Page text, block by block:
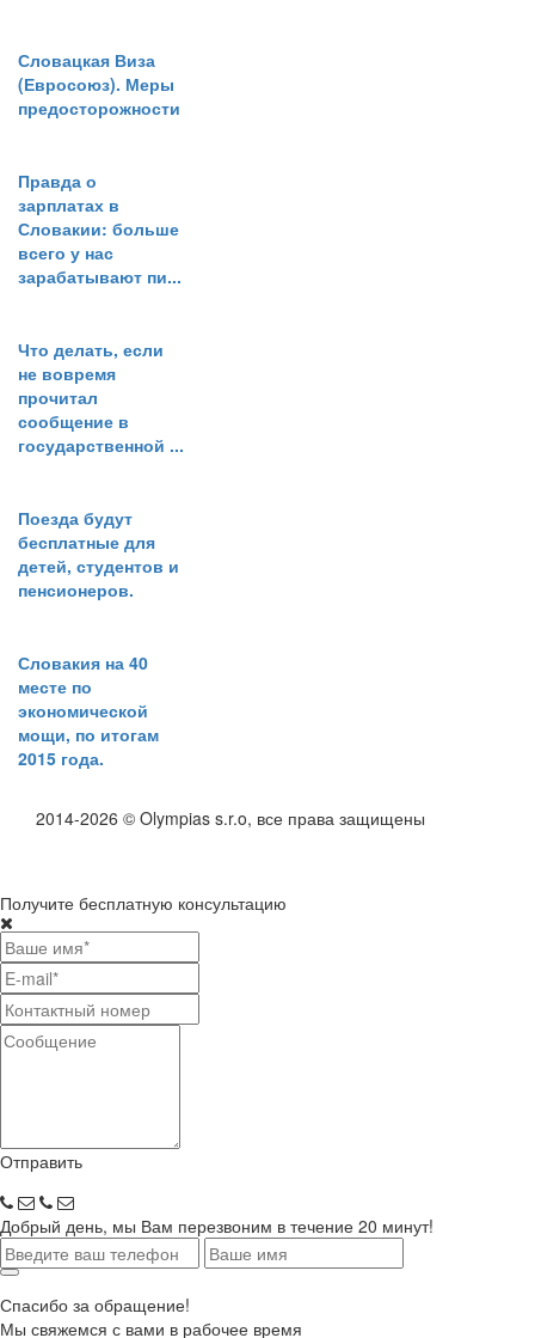
Словацкая Виза
(Евросоюз). Меры
предосторожности
Правда о
зарплатах в
Словакии: больше
всего у нас
зарабатывают пи...
Что делать, если
не вовремя
прочитал
сообщение в
государственной ...
Поезда будут
бесплатные для
детей, студентов и
пенсионеров.
Словакия на 40
месте по
экономической
мощи, по итогам
2015 года.
2014-2026 © Olympias s.r.o, все права защищены
Получите бесплатную консультацию
Отправить
Добрый день, мы Вам перезвоним в течение 20 минут!
Спасибо за обращение!
Мы свяжемся с вами в рабочее время